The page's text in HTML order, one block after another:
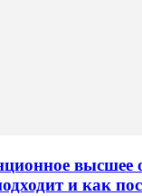
высшее
и как